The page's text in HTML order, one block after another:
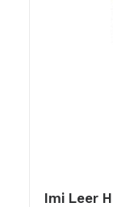
Imi Leer